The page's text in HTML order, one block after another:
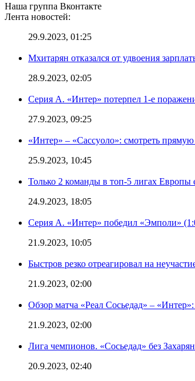
Наша группа Вконтакте
Лента новостей:
29.9.2023, 01:25
Мхитарян отказался от удвоения
28.9.2023, 02:05
Серия А. «Интер» потерпел 1-е
27.9.2023, 09:25
«Интер» – «Сассуоло»: смотреть
25.9.2023, 10:45
Только 2 команды в топ-5 лигах Европы
24.9.2023, 18:05
Серия А. «Интер» победил «Эмполи»
21.9.2023, 10:05
Быстров резко отреагировал на
21.9.2023, 02:00
Обзор матча «Реал Сосьедад» –
21.9.2023, 02:00
Лига чемпионов. «Сосьедад» без
20.9.2023, 02:40